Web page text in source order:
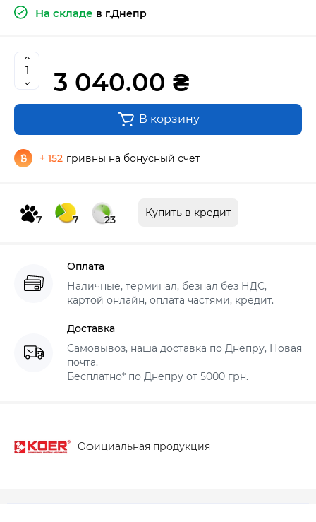
На складе в г.Днепр
3 040.00 ₴
В корзину
+ 152 гривны на бонусный счет
7 7 23
Купить в кредит
Оплата
Наличные, терминал, безнал без НДС,
картой онлайн, оплата частями, кредит.
Доставка
Самовывоз, наша доставка по Днепру, Новая
почта.
Бесплатно* по Днепру от 5000 грн.
Официальная продукция